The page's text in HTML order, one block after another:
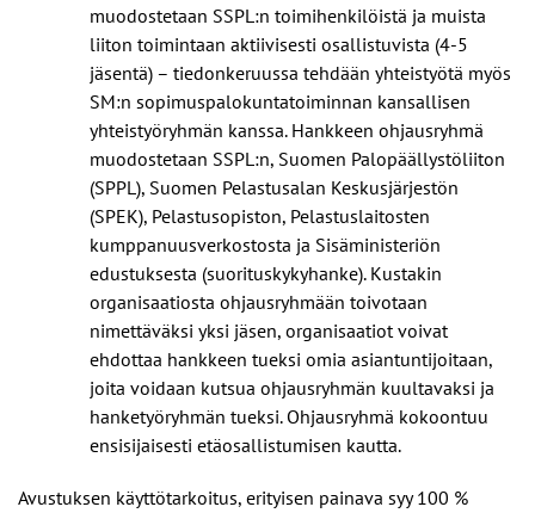
muodostetaan SSPL:n toimihenkilöistä ja muista
liiton toimintaan aktiivisesti osallistuvista (4-5
jäsentä) – tiedonkeruussa tehdään yhteistyötä myös
SM:n sopimuspalokuntatoiminnan kansallisen
yhteistyöryhmän kanssa. Hankkeen ohjausryhmä
muodostetaan SSPL:n, Suomen Palopäällystöliiton
(SPPL), Suomen Pelastusalan Keskusjärjestön
(SPEK), Pelastusopiston, Pelastuslaitosten
kumppanuusverkostosta ja Sisäministeriön
edustuksesta (suorituskykyhanke). Kustakin
organisaatiosta ohjausryhmään toivotaan
nimettäväksi yksi jäsen, organisaatiot voivat
ehdottaa hankkeen tueksi omia asiantuntijoitaan,
joita voidaan kutsua ohjausryhmän kuultavaksi ja
hanketyöryhmän tueksi. Ohjausryhmä kokoontuu
ensisijaisesti etäosallistumisen kautta.
Avustuksen käyttötarkoitus, erityisen painava syy 100 %